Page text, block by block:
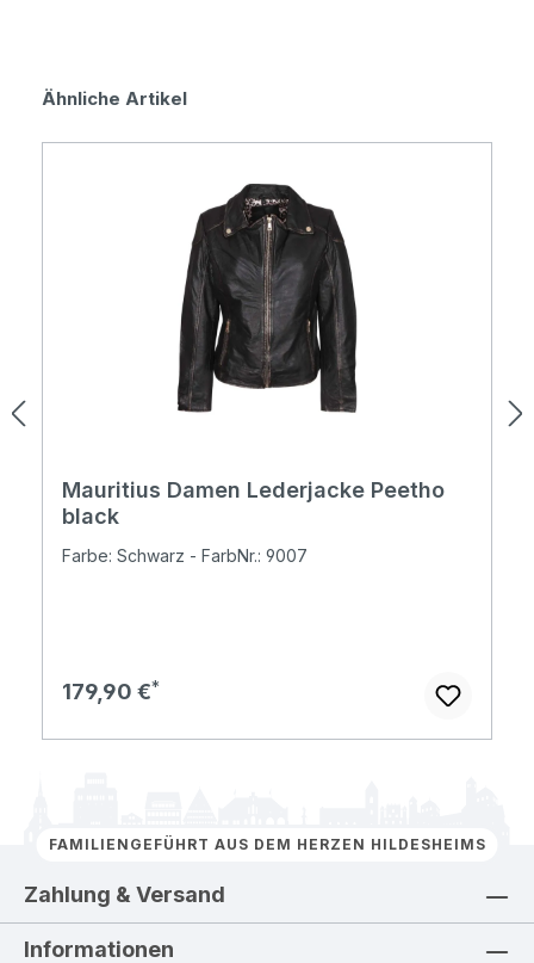
Produktgalerie überspringen
Ähnliche Artikel
Mauritius Damen Lederjacke Peetho
black
Farbe: Schwarz - FarbNr.: 9007
Regulärer Preis:
179,90 €
FAMILIENGEFÜHRT AUS DEM HERZEN HILDESHEIMS
Zahlung & Versand
Informationen